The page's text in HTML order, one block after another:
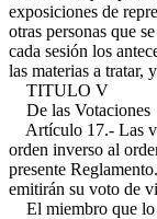
exposiciones de
otras personas que
cada sesión los
las materias a tratar,
TITULO V
De las Votaciones
Artículo 17.- Las
orden inverso al
presente
emitirán su voto de
El miembro que lo